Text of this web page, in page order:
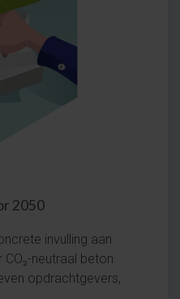
2050
invulling aan
neutraal beton
opdrachtgevers,